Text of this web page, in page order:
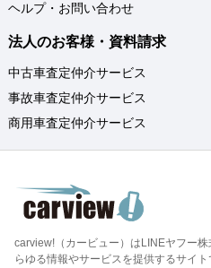
ヘルプ・お問い合わせ
法人のお客様・資料請求
中古車査定仲介サービス
事故車査定仲介サービス
商用車査定仲介サービス
carview!（カービュー）はLINEヤフー
らゆる情報やサービスを提供するサイ